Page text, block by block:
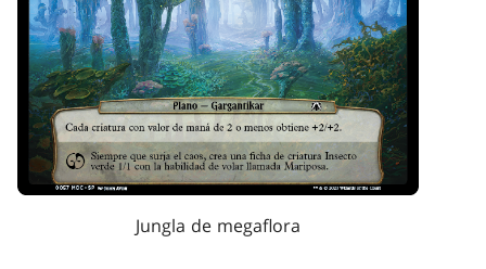
Jungla de megaflora